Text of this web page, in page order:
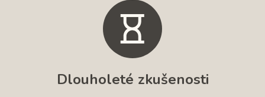
Dlouholeté zkušenosti